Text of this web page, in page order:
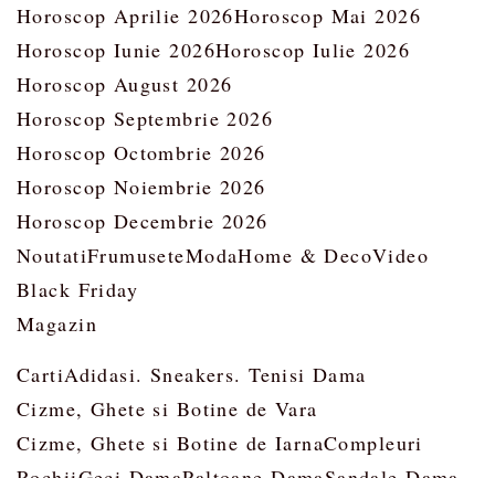
Horoscop Aprilie 2026Horoscop Mai 2026
Horoscop Iunie 2026Horoscop Iulie 2026
Horoscop August 2026
Horoscop Septembrie 2026
Horoscop Octombrie 2026
Horoscop Noiembrie 2026
Horoscop Decembrie 2026
NoutatiFrumuseteModaHome & DecoVideo
Black Friday
Magazin
CartiAdidasi. Sneakers. Tenisi Dama
Cizme, Ghete si Botine de Vara
Cizme, Ghete si Botine de IarnaCompleuri